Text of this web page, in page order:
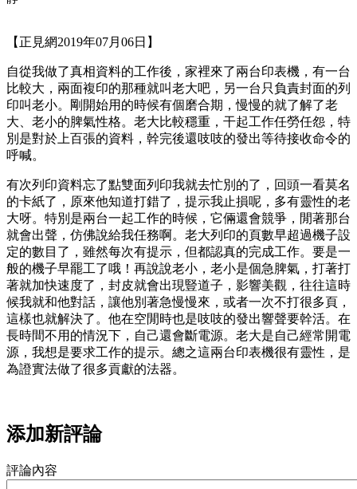
【正見網2019年07月06日】
自從我做了真相資料的工作後，家裡來了兩台印表機，有一台
比較大，兩面複印的那種就叫老大吧，另一台只負責封面的列
印叫老小。剛開始用的時候有個磨合期，慢慢的就了解了老
大、老小的脾氣性格。老大比較穩重，干起工作任勞任怨，特
別是對於上百張的資料，幹完後還吱吱的發出等待接收命令的
呼喊。
有次列印資料忘了點雙面列印我就去忙別的了，回頭一看莫名
的卡紙了，原來他知道打錯了，提示我止損呢，多有靈性的老
大呀。特別是兩台一起工作的時候，它倆還會競爭，閒著那台
就會出聲，仿佛說給我任務啊。老大列印的頁數早超過機子設
定的數目了，雖然每次有提示，但都認真的完成工作。要是一
般的機子早罷工了哦！再說說老小，老小是個急脾氣，打著打
著就加快速度了，封皮就會出現豎道子，影響美觀，往往這時
候我就和他對話，讓他別著急慢慢來，或者一次不打很多頁，
這樣也就解決了。他在空閒時也是吱吱的發出響聲要幹活。在
長時間不用的情況下，自己還會斷電源。老大是自己經常開電
源，我想是要求工作的提示。總之這兩台印表機很有靈性，是
為證實法做了很多貢獻的法器。
添加新評論
評論內容